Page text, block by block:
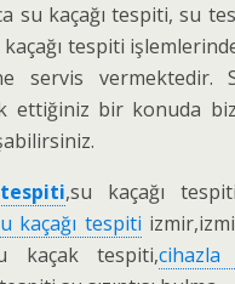
su kaçağı tespiti, su
tespiti
servis vermektedir.
ettiğiniz bir konuda
,su kaçağı
kaçağı tespiti
kaçak tespiti,